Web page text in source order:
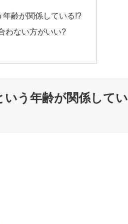
齢が関係している!?
わない方がいい?
う年齢が関係してい